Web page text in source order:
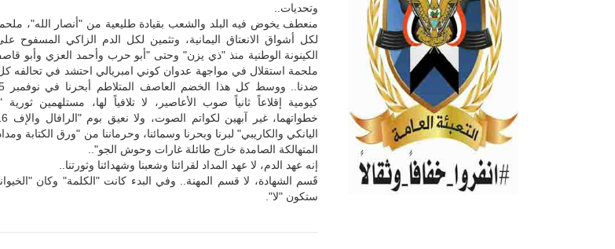
وتحديات..
منعطف يخوض فيه البلد والشعب بقيادة طليعية من "أنصار الله"،
لكل أشواق الانعتاق اليمانية، وتثمين لكل الدم الزاكي المسفوح
الكينونة الوطنية منذ "ذي يزن" وحتى "أبو حرب وأحمد العزي وأبو
ملحمة استقلال في مواجهة عدوان كوني امبريالي احتشد في تحالفه
كيومية إقلاعاً ثانياً صوب الأعاصير، لا تلافياً لها، مستلهمين
اليانكي والكاريبي" لبرنا وبحرنا وسمائنا، وحرماننا من "ورق الكتابة
المتهالكة الصامدة خارج طائلة غارات وحوش الجو"..
إنه عهد الدم، لا عهد المداد لقرائنا وشعبنا وشهدائنا وثورتنا..
قَسم الشهادة، لا قسم المهنة.. وفي البدء كانت "الكلمة" وكان
ستكون "لا".